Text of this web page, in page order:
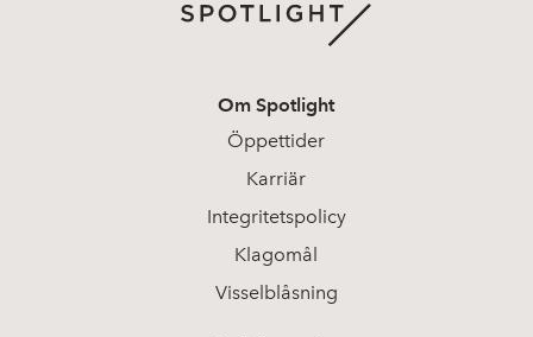
Om Spotlight
Öppettider
Karriär
Integritetspolicy
Klagomål
Visselblåsning